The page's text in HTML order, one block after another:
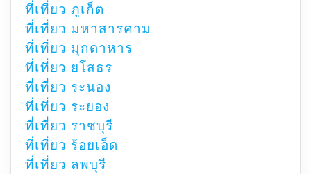
ที่เที่ยว ภูเก็ต
ที่เที่ยว มหาสารคาม
ที่เที่ยว มุกดาหาร
ที่เที่ยว ยโสธร
ที่เที่ยว ระนอง
ที่เที่ยว ระยอง
ที่เที่ยว ราชบุรี
ที่เที่ยว ร้อยเอ็ด
ที่เที่ยว ลพบุรี